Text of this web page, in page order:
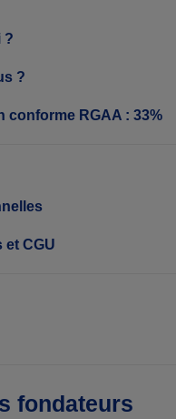
?
?
conforme RGAA : 33%
et CGU
fondateurs